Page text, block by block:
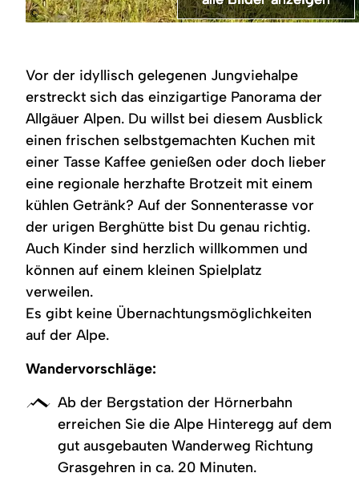
©
der
offenen
Tür
einer
hölzernen
Hütte
auf
der
Alpe
Hinteregg
in
Bolsterlang.
die
Terrasse
der
Alpe
Hinteregg
in
Bolsterlang.
Zu
sehen
sind
Holztische
und
Bänke,
die
unter
blauen
Sonnenschirm
stehen
mit
Kuh,
Edelweiß
und
Schriftzug
"Hier
schmeckt's
guat!".
eine
Brotzeitplatte
mit
Käse,
Schinken,
Obatzda,
Radieschen
ein
Stück
Käsekuchen
einem
Teller
auf
einem
Holztisch
der
Alpe
Hinteregg
in
Bolsterlang.
auf
einer
grünen
Wiese
mit
gelben
Blumen
in
der
Nähe
der
Alpe
Hinteregg
in
Bolsterlang.
auf
die
Allgäuer
Alpen.
eine
Brotzeitplatte
auf
einem
Holztisch
Vor der idyllisch gelegenen Jungviehalpe
erstreckt sich das einzigartige Panorama der
Allgäuer Alpen. Du willst bei diesem Ausblick
einen frischen selbstgemachten Kuchen mit
einer Tasse Kaffee genießen oder doch lieber
eine regionale herzhafte Brotzeit mit einem
kühlen Getränk? Auf der Sonnenterasse vor
der urigen Berghütte bist Du genau richtig.
Auch Kinder sind herzlich willkommen und
können auf einem kleinen Spielplatz
verweilen.
Es gibt keine Übernachtungsmöglichkeiten
auf der Alpe.
Wandervorschläge:
Ab der Bergstation der Hörnerbahn
erreichen Sie die Alpe Hinteregg auf dem
gut ausgebauten Wanderweg Richtung
Grasgehren in ca. 20 Minuten.